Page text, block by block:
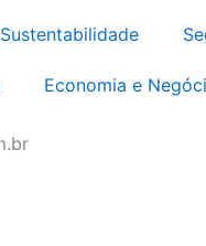
Economia e